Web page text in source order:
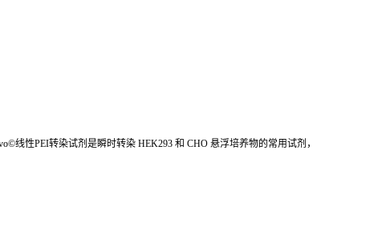
线性PEI转染试剂是瞬时转染 HEK293 和 CHO 悬浮培养物的常用试剂，